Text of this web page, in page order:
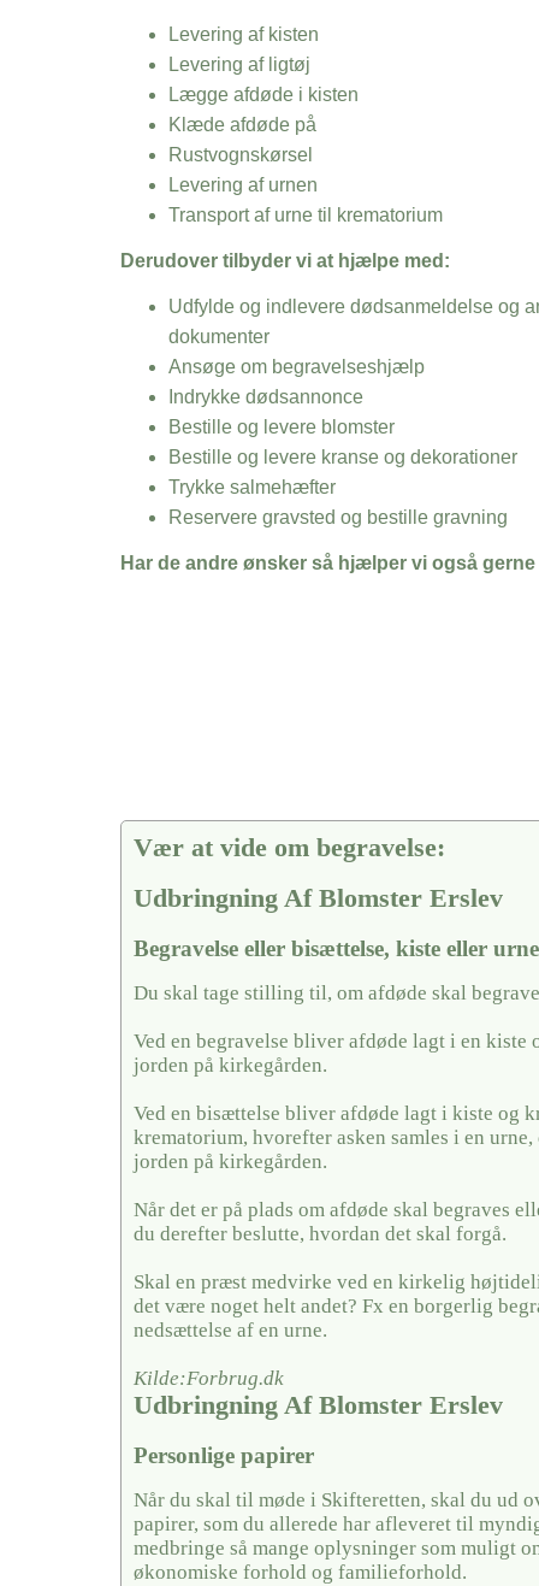
Levering af kisten
Levering af ligtøj
Lægge afdøde i kisten
Klæde afdøde på
Rustvognskørsel
Levering af urnen
Transport af urne til krematorium
Derudover tilbyder vi at hjælpe med:
Udfylde og indlevere dødsanmeldelse og
dokumenter
Ansøge om begravelseshjælp
Indrykke dødsannonce
Bestille og levere blomster
Bestille og levere kranse og dekorationer
Trykke salmehæfter
Reservere gravsted og bestille gravning
Har de andre ønsker så hjælper vi også gerne
Vær at vide om begravelse:
Udbringning Af Blomster Erslev
Begravelse eller bisættelse, kiste eller
Du skal tage stilling til, om afdøde skal
Ved en begravelse bliver afdøde lagt i en kiste
jorden på kirkegården.
Ved en bisættelse bliver afdøde lagt i kiste og
krematorium, hvorefter asken samles i en
jorden på kirkegården.
Når det er på plads om afdøde skal begraves
du derefter beslutte, hvordan det skal forgå.
Skal en præst medvirke ved en kirkelig
det være noget helt andet? Fx en borgerlig
nedsættelse af en urne.
Kilde:Forbrug.dk
Udbringning Af Blomster Erslev
Personlige papirer
Når du skal til møde i Skifteretten, skal du ud
papirer, som du allerede har afleveret til
medbringe så mange oplysninger som muligt
økonomiske forhold og familieforhold.